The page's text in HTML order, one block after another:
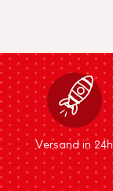
Versand in 24h